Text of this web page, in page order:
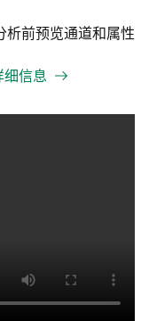
析前预览通道和属性
信息